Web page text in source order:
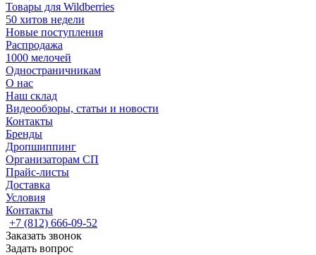
Товары для Wildberries
50 хитов недели
Новые поступления
Распродажа
1000 мелочей
Одностраничникам
О нас
Наш склад
Видеообзоры, статьи и новости
Контакты
Бренды
Дропшиппинг
Организаторам СП
Прайс-листы
Доставка
Условия
Контакты
+7 (812) 666-09-52
Заказать звонок
Задать вопрос